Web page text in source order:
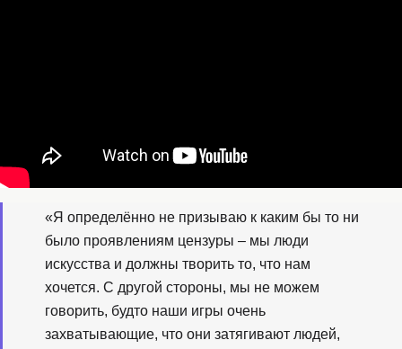
«Я определённо не призываю к каким бы то ни
было проявлениям цензуры – мы люди
искусства и должны творить то, что нам
хочется. С другой стороны, мы не можем
говорить, будто наши игры очень
захватывающие, что они затягивают людей,